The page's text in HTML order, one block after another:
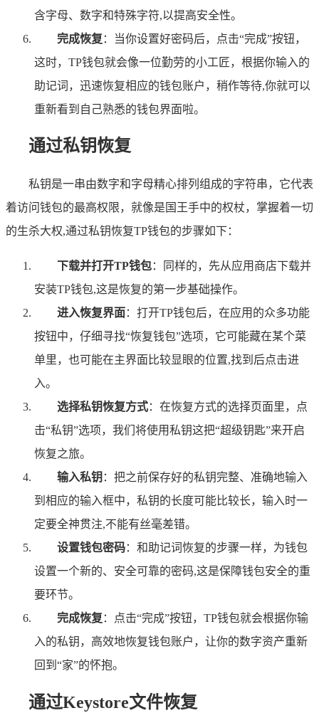
含字母、数字和特殊字符,以提高安全性。
完成恢复 ：当你设置好密码后，点击“完成”按钮，
这时，TP钱包就会像一位勤劳的小工匠，根据你输入的
助记词，迅速恢复相应的钱包账户，稍作等待,你就可以
重新看到自己熟悉的钱包界面啦。
通过私钥恢复
私钥是一串由数字和字母精心排列组成的字符串，它代表
着访问钱包的最高权限，就像是国王手中的权杖，掌握着一切
的生杀大权,通过私钥恢复TP钱包的步骤如下：
下载并打开TP钱包：同样的，先从应用商店下载并
安装TP钱包,这是恢复的第一步基础操作。
进入恢复界面：打开TP钱包后，在应用的众多功能
按钮中，仔细寻找“恢复钱包”选项，它可能藏在某个菜
单里，也可能在主界面比较显眼的位置,找到后点击进
入。
选择私钥恢复方式：在恢复方式的选择页面里，点
击“私钥”选项，我们将使用私钥这把“超级钥匙”来开启
恢复之旅。
输入私钥 ：把之前保存好的私钥完整、准确地输入
到相应的输入框中，私钥的长度可能比较长，输入时一
定要全神贯注,不能有丝毫差错。
设置钱包密码：和助记词恢复的步骤一样，为钱包
设置一个新的、安全可靠的密码,这是保障钱包安全的重
要环节。
完成恢复 ：点击“完成”按钮，TP钱包就会根据你输
入的私钥，高效地恢复钱包账户，让你的数字资产重新
回到“家”的怀抱。
通过Keystore文件恢复